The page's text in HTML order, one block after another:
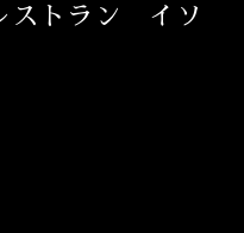
トラン イソ